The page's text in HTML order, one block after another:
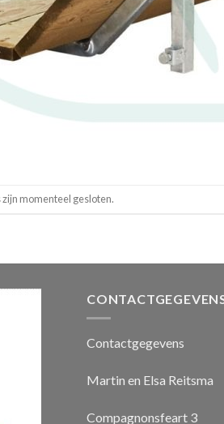
momenteel gesloten.
Contactgegevens
Martin en Elsa Reitsma
Compagnonsfeart 3